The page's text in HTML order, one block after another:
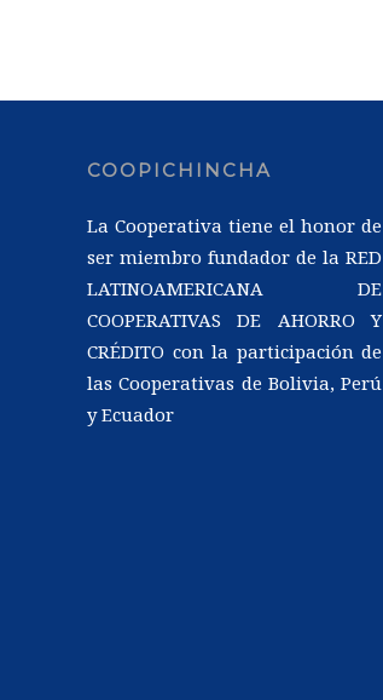
COOPICHINCHA
La Cooperativa tiene el honor de
ser miembro fundador de la RED
LATINOAMERICANA DE
COOPERATIVAS DE AHORRO Y
CRÉDITO con la participación de
las Cooperativas de Bolivia, Perú
y Ecuador